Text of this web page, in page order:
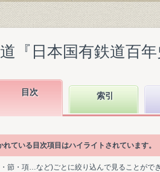
『日本国有鉄道百
目次 索引
ている目次項目はハイライトされています。
節・項…など)ごとに絞り込んで見ることがで